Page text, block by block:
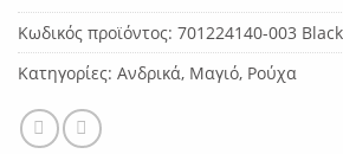
Κωδικός προϊόντος: 701224140-003 Black
Κατηγορίες: Ανδρικά, Μαγιό, Ρούχα